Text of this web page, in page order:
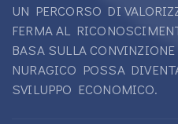
UN PERCORSO DI
FERMA AL
BASA SULLA
NURAGICO POSSA
SVILUPPO ECONOMICO.